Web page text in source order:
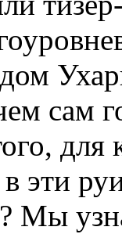
сам
эти
Мы